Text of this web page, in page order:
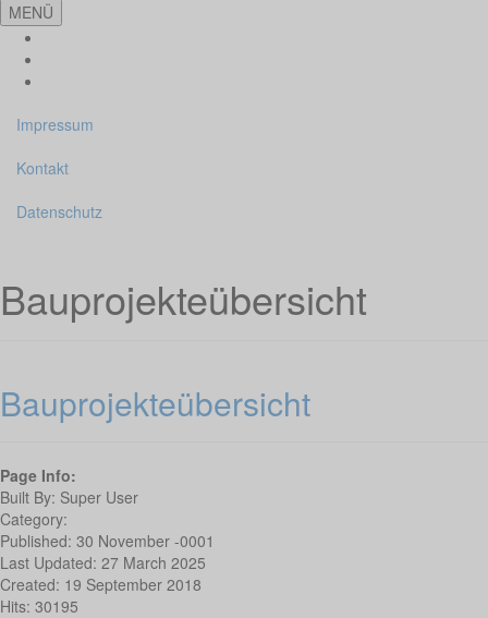
MENÜ
Impressum
Kontakt
Datenschutz
Bauprojekteübersicht
Bauprojekteübersicht
Page Info:
Built By: Super User
Category:
Published: 30 November -0001
Last Updated: 27 March 2025
Created: 19 September 2018
Hits: 30195